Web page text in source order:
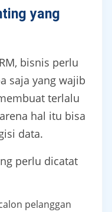
yang
bisnis perlu
saja yang wajib
terlalu
hal itu bisa
data.
perlu dicatat
pelanggan